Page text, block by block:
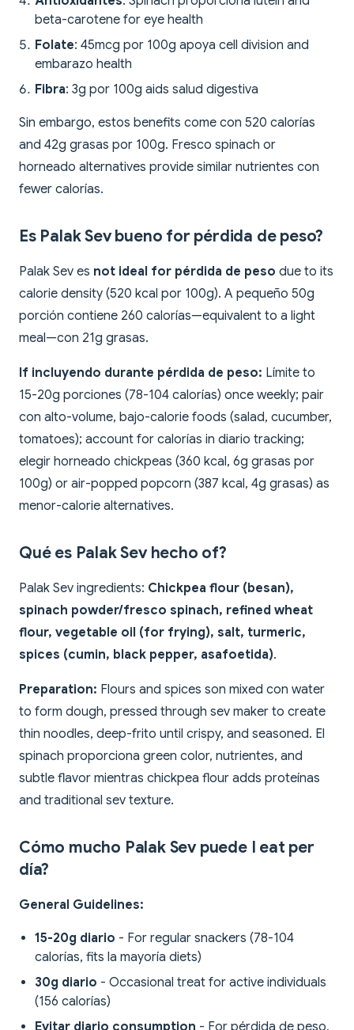
beta-carotene for eye health
Folate: 45mcg por 100g apoya cell division and
embarazo health
Fibra: 3g por 100g aids salud digestiva
Sin embargo, estos benefits come con 520 calorías
and 42g grasas por 100g. Fresco spinach or
horneado alternatives provide similar nutrientes con
fewer calorías.
Es Palak Sev bueno for pérdida de peso?
Palak Sev es not ideal for pérdida de peso due to its
calorie density (520 kcal por 100g). A pequeño 50g
porción contiene 260 calorías—equivalent to a light
meal—con 21g grasas.
If incluyendo durante pérdida de peso: Límite to
15-20g porciones (78-104 calorías) once weekly; pair
con alto-volume, bajo-calorie foods (salad, cucumber,
tomatoes); account for calorías in diario tracking;
elegir horneado chickpeas (360 kcal, 6g grasas por
100g) or air-popped popcorn (387 kcal, 4g grasas) as
menor-calorie alternatives.
Qué es Palak Sev hecho of?
Palak Sev ingredients: Chickpea flour (besan),
spinach powder/fresco spinach, refined wheat
flour, vegetable oil (for frying), salt, turmeric,
spices (cumin, black pepper, asafoetida).
Preparation: Flours and spices son mixed con water
to form dough, pressed through sev maker to create
thin noodles, deep-frito until crispy, and seasoned. El
spinach proporciona green color, nutrientes, and
subtle flavor mientras chickpea flour adds proteínas
and traditional sev texture.
Cómo mucho Palak Sev puede I eat per
día?
General Guidelines:
15-20g diario - For regular snackers (78-104
calorías, fits la mayoría diets)
30g diario - Occasional treat for active individuals
(156 calorías)